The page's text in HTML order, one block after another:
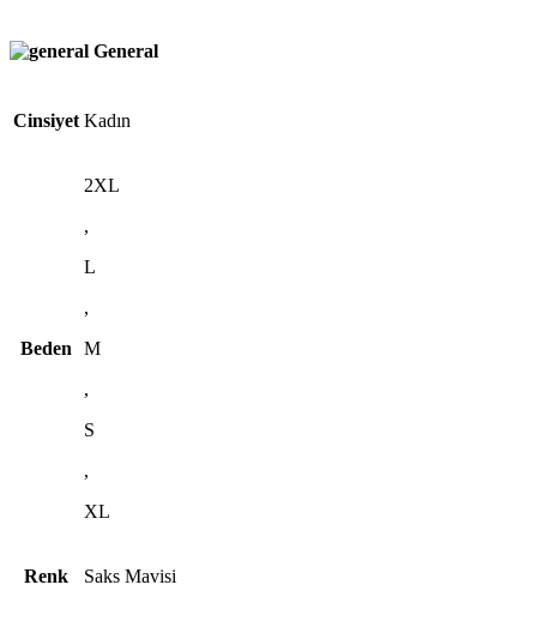
General
Cinsiyet Kadın
Beden
2XL
,
L
,
M
,
S
,
XL
Renk Saks Mavisi